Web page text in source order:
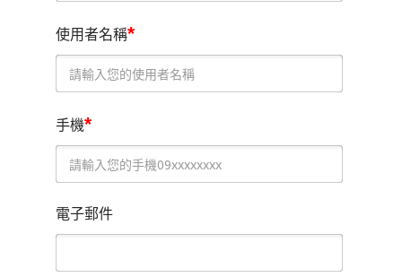
使用者名稱*
手機*
電子郵件